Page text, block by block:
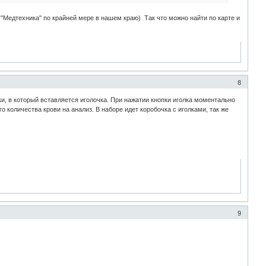
по крайней мере в нашем краю) Так что можно найти по карте и
8
в который вставляется иголочка. При нажатии кнопки иголка моментально
крови на анализ. В наборе идет коробочка с иголками, так же
9